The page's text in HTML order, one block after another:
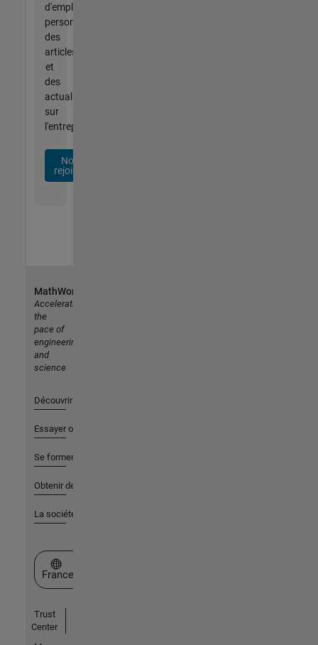
d'emploi
personnalisées,
des
articles
et
des
actualités
sur
l'entreprise.
Nous
rejoindre
MathWorks
Accelerating
the
pace of
engineering
and
science
Découvrir les produits
Essayer ou acheter
Se former
Obtenir de l'aide
La société
Sélectionner un site web
France
Trust
Center